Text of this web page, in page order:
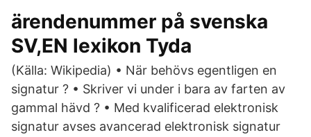
ärendenummer på svenska
SV,EN lexikon Tyda
(Källa: Wikipedia) • När behövs egentligen en
signatur ? • Skriver vi under i bara av farten av
gammal hävd ? • Med kvalificerad elektronisk
signatur avses avancerad elektronisk signatur